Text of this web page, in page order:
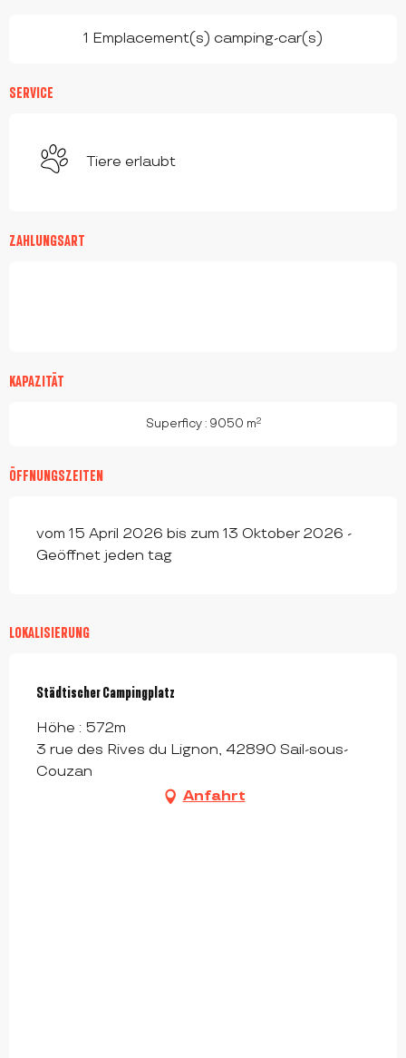
1 Emplacement(s) camping-car(s)
SERVICE
Tiere erlaubt
ZAHLUNGSART
KAPAZITÄT
Superficy : 9050 m2
ÖFFNUNGSZEITEN
vom 15 April 2026 bis zum 13 Oktober 2026 -
Geöffnet jeden tag
LOKALISIERUNG
Städtischer Campingplatz
Höhe : 572m
3 rue des Rives du Lignon, 42890 Sail-sous-
Couzan
Anfahrt